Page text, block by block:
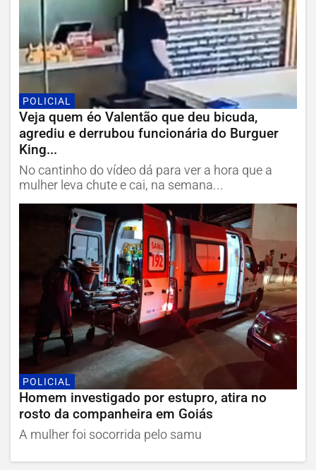
POLICIAL
Veja quem éo Valentão que deu bicuda,
agrediu e derrubou funcionária do Burguer
King...
No cantinho do vídeo dá para ver a hora que a
mulher leva chute e cai, na semana...
POLICIAL
Homem investigado por estupro, atira no
rosto da companheira em Goiás
A mulher foi socorrida pelo samu